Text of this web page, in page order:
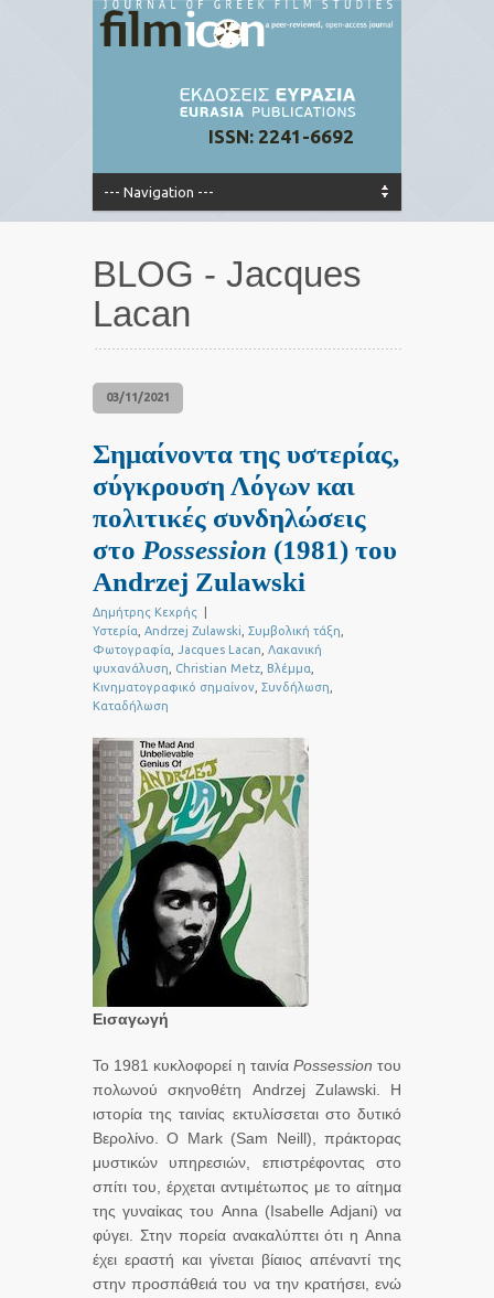
ISSN: 2241-6692
BLOG - Jacques
Lacan
03/11/2021
Σημαίνοντα της υστερίας,
σύγκρουση Λόγων και
πολιτικές συνδηλώσεις
στο Possession (1981) του
Andrzej Zulawski
Δημήτρης Κεχρής
Υστερία Andrzej Zulawski Συμβολική τάξη
Φωτογραφία
Jacques Lacan Λακανική
ψυχανάλυση
Christian Metz Βλέμμα
Κινηματογραφικό σημαίνον Συνδήλωση
Καταδήλωση
Εισαγωγή
Το 1981 κυκλοφορεί η ταινία Possession του
πολωνού σκηνοθέτη Andrzej Zulawski. Η
ιστορία της ταινίας εκτυλίσσεται στο δυτικό
Βερολίνο. Ο Mark (Sam Neill), πράκτορας
μυστικών υπηρεσιών, επιστρέφοντας στο
σπίτι του, έρχεται αντιμέτωπος με το αίτημα
της γυναίκας του Anna (Isabelle Adjani) να
φύγει. Στην πορεία ανακαλύπτει ότι η Anna
έχει εραστή και γίνεται βίαιος απέναντί της
στην προσπάθειά του να την κρατήσει, ενώ